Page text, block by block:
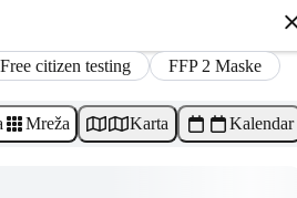
Free citizen testing FFP 2 Maske
Mreža Karta Kalendar